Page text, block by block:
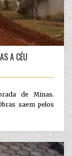
A CÉU
de Minas.
saem pelos